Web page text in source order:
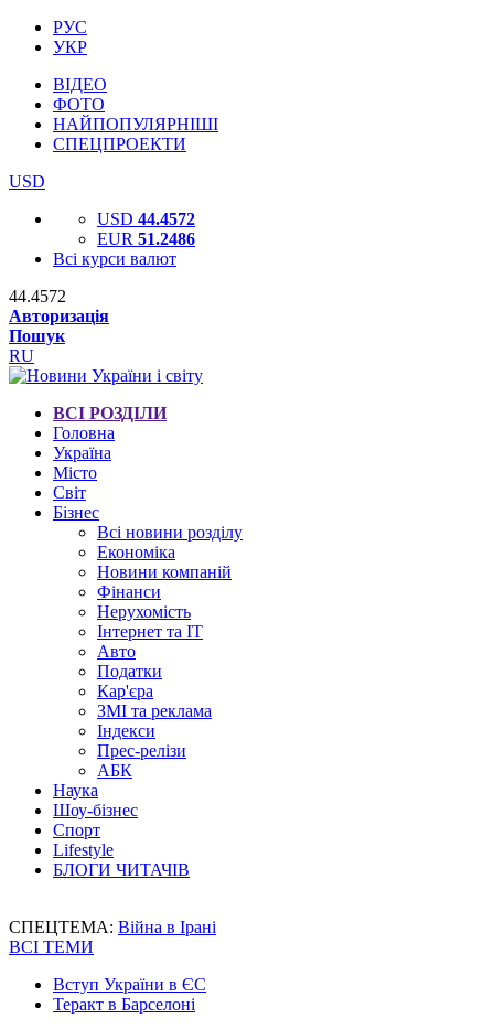
РУС
УКР
ВІДЕО
ФОТО
НАЙПОПУЛЯРНІШІ
СПЕЦПРОЕКТИ
USD
USD 44.4572
EUR 51.2486
Всі курси валют
44.4572
Авторизація
Пошук
RU
ВСІ РОЗДІЛИ
Головна
Україна
Місто
Світ
Бізнес
Всі новини розділу
Економіка
Новини компаній
Фінанси
Нерухомість
Інтернет та IT
Авто
Податки
Кар'єра
ЗМІ та реклама
Індекси
Прес-релізи
АБК
Наука
Шоу-бізнес
Спорт
Lifestyle
БЛОГИ ЧИТАЧІВ
СПЕЦТЕМА: Війна в Ірані
ВСІ ТЕМИ
Вступ України в ЄС
Теракт в Барселоні